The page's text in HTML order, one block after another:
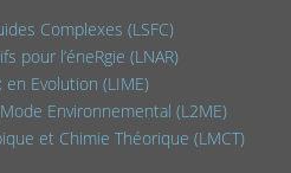
Complexes (LSFC)
pour l’éneRgie (LNAR)
Evolution (LIME)
Environnemental (L2ME)
et Chimie Théorique (LMCT)